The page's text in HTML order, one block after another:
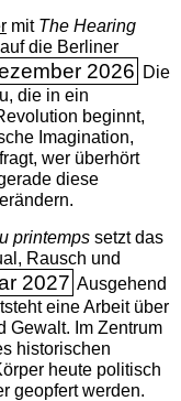
mit The ­Hearing
die Berliner
2026 Die
die in ein
beginnt,
Imagination,
wer überhört
diese
printempssetzt das
Rausch und
2027 Ausgehend
eine Arbeit über
Gewalt. Im Zentrum
historischen
heute politisch
geopfert werden.